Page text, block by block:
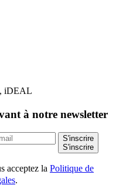
iDEAL
à notre newsletter
S'inscrire
S'inscrire
acceptez la Politique de
.